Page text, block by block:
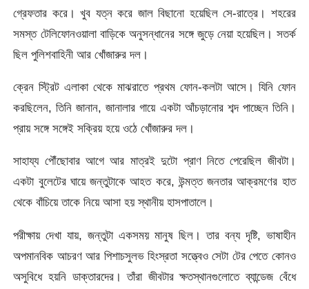
গ্রেফতার করে। খুব যত্ন করে জাল বিছানো হয়েছিল সে-রাত্রে। শহরের
সমস্ত টেলিফোনওয়ালা বাড়িকে অনুসন্ধানের সঙ্গে জুড়ে নেয়া হয়েছিল। সতর্ক
ছিল পুলিশবাহিনী আর খোঁজারুর দল।
ক্রেন স্ট্রিট এলাকা থেকে মাঝরাতে প্রথম ফোন-কলটা আসে। যিনি ফোন
করছিলেন, তিনি জানান, জানালার গায়ে একটা আঁচড়ানোর শব্দ পাচ্ছেন তিনি।
প্রায় সঙ্গে সঙ্গেই সক্রিয় হয়ে ওঠে খোঁজারুর দল।
সাহায্য পৌঁছোবার আগে আর মাত্রই দুটো প্রাণ নিতে পেরেছিল জীবটা।
একটা বুলেটের ঘায়ে জন্তুটাকে আহত করে, উন্মত্ত জনতার আক্রমণের হাত
থেকে বাঁচিয়ে তাকে নিয়ে আসা হয় স্থানীয় হাসপাতালে।
পরীক্ষায় দেখা যায়, জন্তুটা একসময় মানুষ ছিল। তার বন্য দৃষ্টি, ভাষাহীন
অপমানবিক আচরণ আর পিশাচসুলভ হিংস্রতা সত্ত্বেও সেটা টের পেতে কোনও
অসুবিধে হয়নি ডাক্তারদের। তাঁরা জীবটার ক্ষতস্থানগুলোতে ব্যান্ডেজ বেঁধে